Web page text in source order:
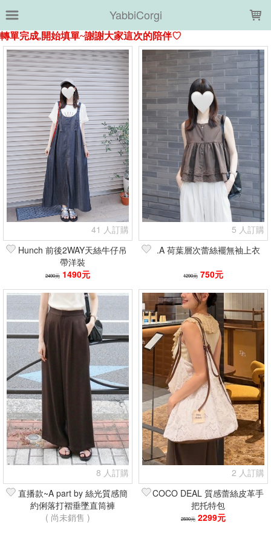
YabbiCorgi
上架時間 銷售件數 銷售價格
樣式尺寸篩選
全部樣式 +07黑 +白 +BR棕 +BK黑
全部尺寸
篩選
41 人訂購
Hunch 前後2WAY天絲牛仔吊
帶洋裝
2490元 1490元
5 人訂購
.A 荷葉層次蕾絲襬無袖上衣
1290元 750元
8 人訂購
直播款~A part by 絲光質感簡
約俐落打褶垂墜直筒褲
( 尚未銷售 )
2 人訂購
COCO DEAL 質感蕾絲皮革手
把托特包
2590元 2299元